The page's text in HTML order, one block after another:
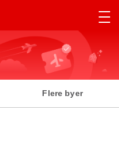
Flere byer